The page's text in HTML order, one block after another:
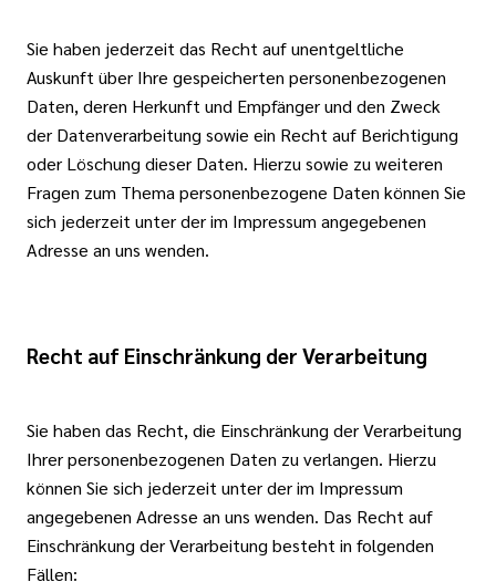
Sie haben jederzeit das Recht auf unentgeltliche
Auskunft über Ihre gespeicherten personenbezogenen
Daten, deren Herkunft und Empfänger und den Zweck
der Datenverarbeitung sowie ein Recht auf Berichtigung
oder Löschung dieser Daten. Hierzu sowie zu weiteren
Fragen zum Thema personenbezogene Daten können Sie
sich jederzeit unter der im Impressum angegebenen
Adresse an uns wenden.
Recht auf Einschränkung der Verarbeitung
Sie haben das Recht, die Einschränkung der Verarbeitung
Ihrer personenbezogenen Daten zu verlangen. Hierzu
können Sie sich jederzeit unter der im Impressum
angegebenen Adresse an uns wenden. Das Recht auf
Einschränkung der Verarbeitung besteht in folgenden
Fällen: